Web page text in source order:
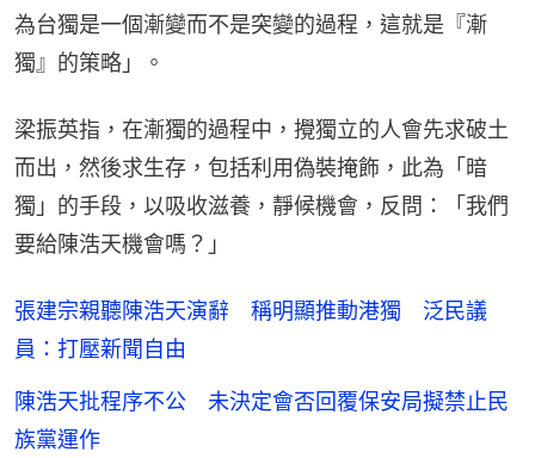
為台獨是一個漸變而不是突變的過程，這就是『漸
獨』的策略」。
梁振英指，在漸獨的過程中，攪獨立的人會先求破土
而出，然後求生存，包括利用偽裝掩飾，此為「暗
獨」的手段，以吸收滋養，靜候機會，反問：「我們
要給陳浩天機會嗎？」
張建宗親聽陳浩天演辭 稱明顯推動港獨 泛民議
員：打壓新聞自由
陳浩天批程序不公 未決定會否回覆保安局擬禁止民
族黨運作